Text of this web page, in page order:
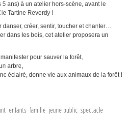
ans) à un atelier hors-scène, avant le
Tartine Reverdy !
danser, créer, sentir, toucher et chanter…
dans les bois, cet atelier proposera un
pour sauver la forêt,
arbre,
éclairé, donne vie aux animaux de la forêt !
enfants famille jeune public spectacle